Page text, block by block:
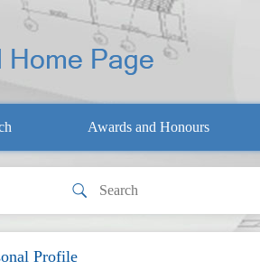
Awards and Honours
Profile